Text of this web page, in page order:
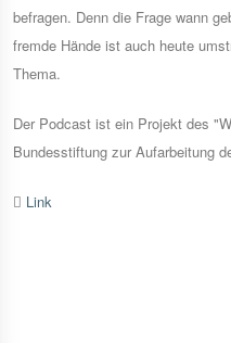
befragen. Denn die Frage wann
fremde Hände ist auch heute
Thema.
Der Podcast ist ein Projekt des
Bundesstiftung zur Aufarbeitung
Link